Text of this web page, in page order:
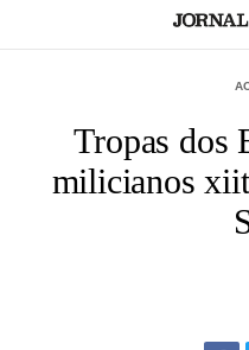
Tropas dos
milicianos